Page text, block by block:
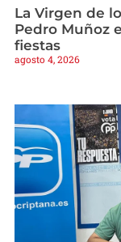
La Virgen de
Pedro Muñoz
fiestas
agosto 4, 2026